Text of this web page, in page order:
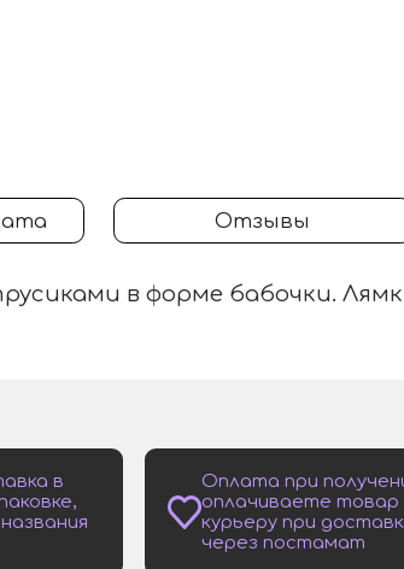
Отзывы
в форме бабочки.
в
Оплата при
оплачиваете товар
курьеру при
через постамат